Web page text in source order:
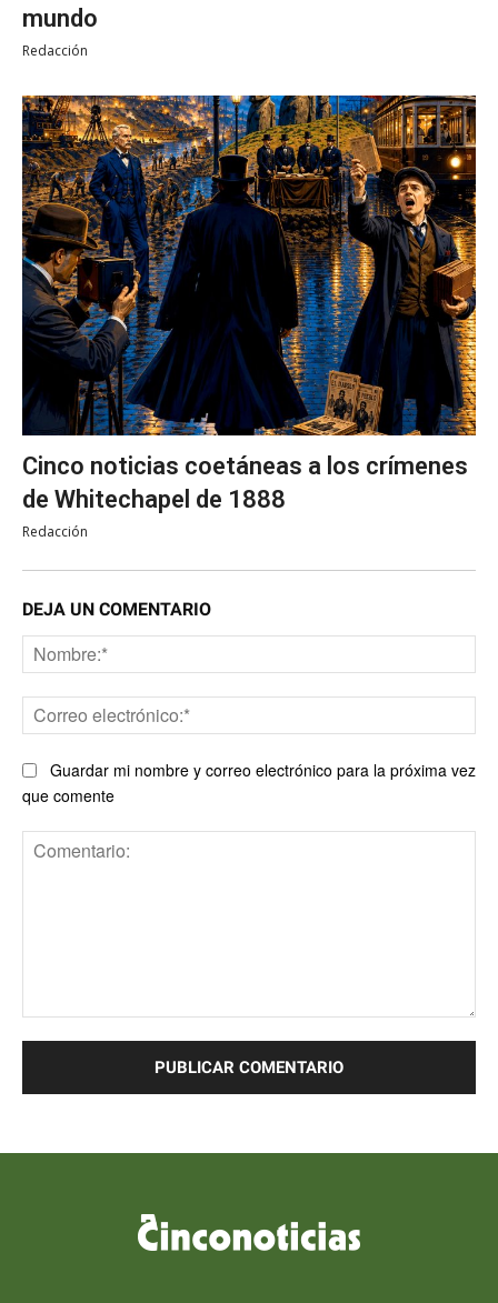
mundo
Redacción
Cinco noticias coetáneas a los crímenes
de Whitechapel de 1888
Redacción
DEJA UN COMENTARIO
Guardar mi nombre y correo electrónico para la próxima vez
que comente